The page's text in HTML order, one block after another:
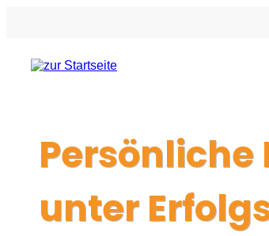
Erfolgscoaching
aus dem Profi-Sport
unter